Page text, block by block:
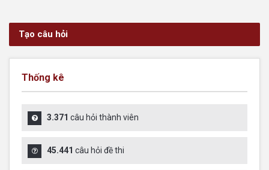
Tạo câu hỏi
Thống kê
3.371 câu hỏi thành viên
45.441 câu hỏi đề thi